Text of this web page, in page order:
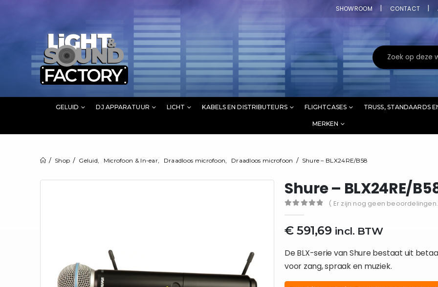
SHOWROOM CONTACT
GELUID DJ APPARATUUR LICHT KABELS EN DISTRIBUTEURS FLIGHTCASES TRUSS, STANDAARDS
MERKEN
Shop Geluid Microfoon & In-ear Draadloos microfoon Draadloos microfoon Shure – BLX24RE/B58
Shure – BLX24RE/
( Er zijn nog geen
€591,69 incl. BTW
De BLX-serie van Shure bestaat uit
voor zang, spraak en muziek.